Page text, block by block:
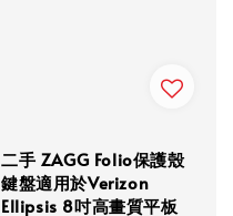
二手 ZAGG Folio保護殼
鍵盤適用於Verizon
Ellipsis 8吋高畫質平板